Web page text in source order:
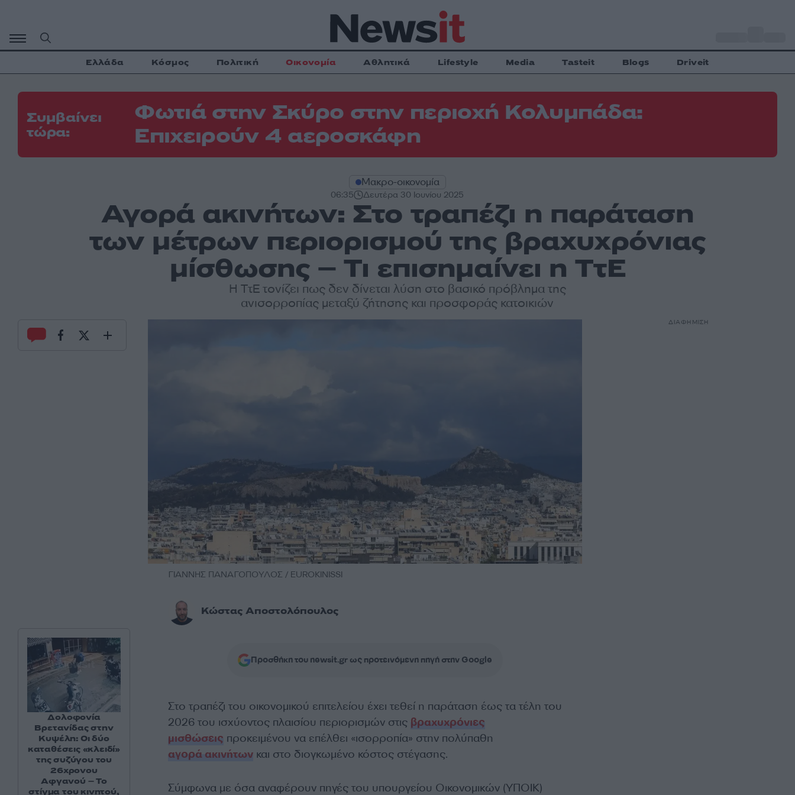
περιεχόμενο
Ελλάδα Κόσμος Πολιτική Οικονομία Αθλητικά Lifestyle Media Tasteit Blogs Driveit
Συμβαίνει
τώρα:
Φωτιά στην Σκύρο στην περιοχή Κολυμπάδα:
Επιχειρούν 4 αεροσκάφη
Μακρο-οικονομία
06:35 Δευτέρα 30 Ιουνίου 2025
Αγορά ακινήτων: Στο τραπέζι η παράταση
των μέτρων περιορισμού της βραχυχρόνιας
μίσθωσης – Τι επισημαίνει η ΤτΕ
Η ΤτΕ τονίζει πως δεν δίνεται λύση στο βασικό πρόβλημα της
ανισορροπίας μεταξύ ζήτησης και προσφοράς κατοικιών
ΓΙΑΝΝΗΣ ΠΑΝΑΓΟΠΟΥΛΟΣ / EUROKINISSI
Κώστας Αποστολόπουλος
Προσθήκη του newsit.gr ως προτεινόμενη πηγή στην Google
Στο τραπέζι του οικονομικού επιτελείου έχει τεθεί η παράταση έως τα τέλη του
2026 του ισχύοντος πλαισίου περιορισμών στις βραχυχρόνιες
μισθώσεις προκειμένου να επέλθει «ισορροπία» στην πολύπαθη
αγορά ακινήτωνκαι στο διογκωμένο κόστος στέγασης.
Σύμφωνα με όσα αναφέρουν πηγές του υπουργείου Οικονομικών (ΥΠΟΙΚ)
Δολοφονία
Βρετανίδας στην
Κυψέλη: Οι δύο
καταθέσεις «κλειδί»
της συζύγου του
26χρονου
Αφγανού – Το
στίγμα του κινητού,
ΔΙΑΦΗΜΙΣΗ